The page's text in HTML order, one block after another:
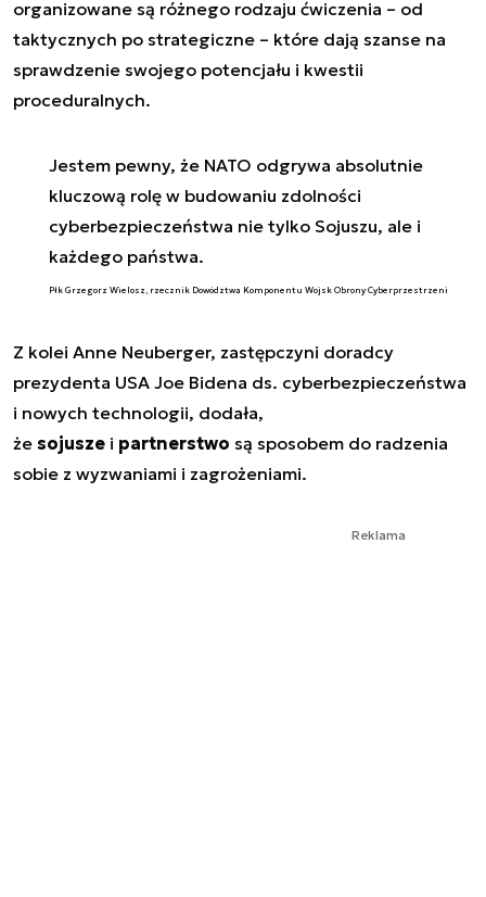
organizowane są różnego rodzaju ćwiczenia – od
taktycznych po strategiczne – które dają szanse na
sprawdzenie swojego potencjału i kwestii
proceduralnych.
Jestem pewny, że NATO odgrywa absolutnie
kluczową rolę w budowaniu zdolności
cyberbezpieczeństwa nie tylko Sojuszu, ale i
każdego państwa.
Płk Grzegorz Wielosz, rzecznik Dowództwa Komponentu Wojsk Obrony Cyberprzestrzeni
Z kolei Anne Neuberger, zastępczyni doradcy
prezydenta USA Joe Bidena ds. cyberbezpieczeństwa
i nowych technologii, dodała,
że sojusze i partnerstwo są sposobem do radzenia
sobie z wyzwaniami i zagrożeniami.
Reklama